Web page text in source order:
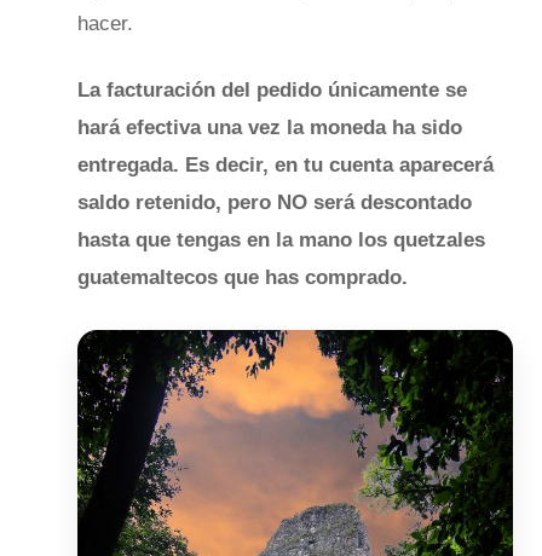
hacer.
La facturación del pedido únicamente se
hará efectiva una vez la moneda ha sido
entregada. Es decir, en tu cuenta aparecerá
saldo retenido, pero NO será descontado
hasta que tengas en la mano los quetzales
guatemaltecos que has comprado.